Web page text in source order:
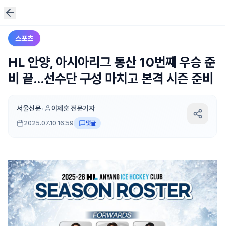
스포츠
HL 안양, 아시아리그 통산 10번째 우승 준
비 끝…선수단 구성 마치고 본격 시즌 준비
서울신문• 이제훈 전문기자
2025.07.10 16:59 댓글